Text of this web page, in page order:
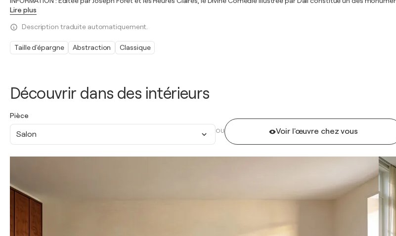
Découvrir dans des intérieurs
Pièce
Salon OU Voir l'œuvre chez vous
Lire plus
Description traduite automatiquement.
Taille d'épargne Abstraction Classique